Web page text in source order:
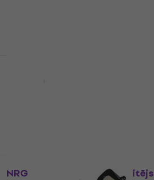
NRG BT 2025 Basbungas sitējs